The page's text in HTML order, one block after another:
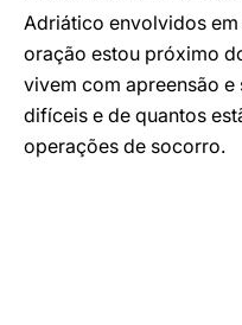
Adriático envolvidos
oração estou próximo
vivem com apreensão
difíceis e de quantos
operações de socorro.